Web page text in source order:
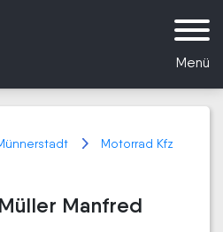
Menü
Motorrad Kfz
Manfred